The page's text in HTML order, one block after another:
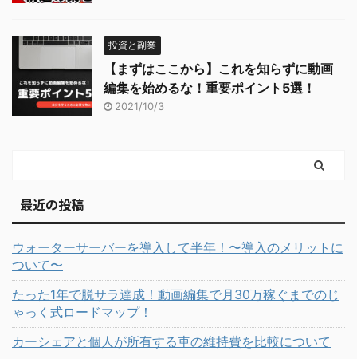
投資と副業
【まずはここから】これを知らずに動画
編集を始めるな！重要ポイント5選！
2021/10/3
最近の投稿
ウォーターサーバーを導入して半年！〜導入のメリットに
ついて〜
たった1年で脱サラ達成！動画編集で月30万稼ぐまでのじ
ゃっく式ロードマップ！
カーシェアと個人が所有する車の維持費を比較について